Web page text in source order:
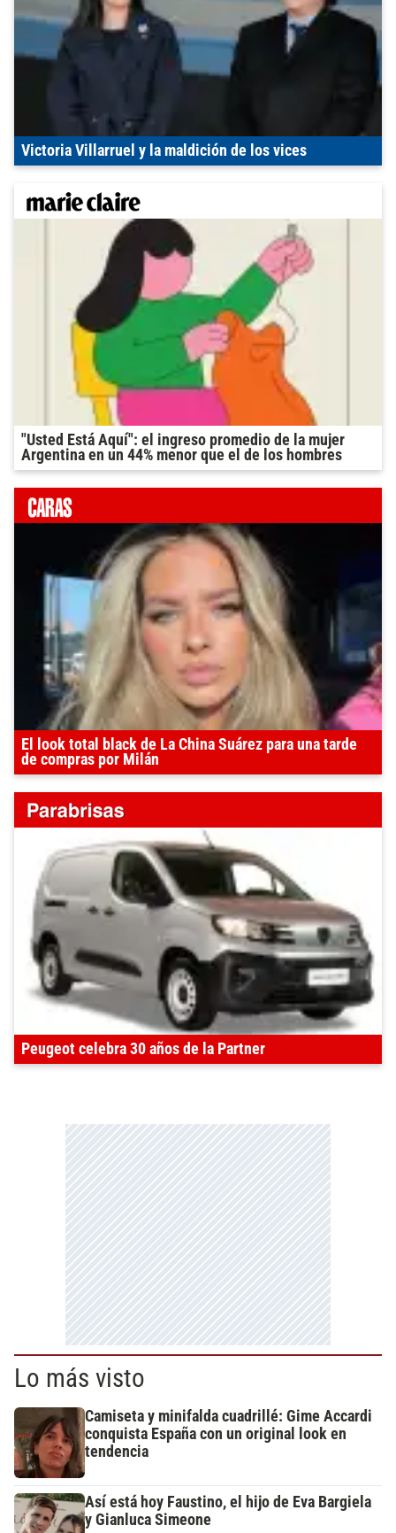
Victoria Villarruel y la maldición de los vices
"Usted Está Aquí": el ingreso promedio de la mujer
Argentina en un 44% menor que el de los hombres
El look total black de La China Suárez para una tarde
de compras por Milán
Peugeot celebra 30 años de la Partner
Lo más visto
Camiseta y minifalda cuadrillé: Gime Accardi
conquista España con un original look en
tendencia
Así está hoy Faustino, el hijo de Eva Bargiela
y Gianluca Simeone